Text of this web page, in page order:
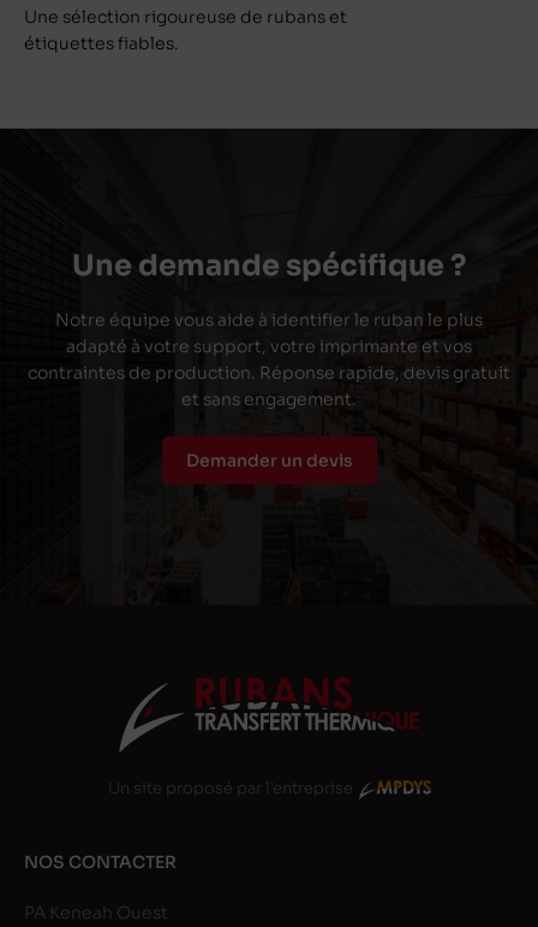
Une sélection rigoureuse de rubans et
étiquettes fiables.
Une demande spécifique ?
Notre équipe vous aide à identifier le ruban le plus
adapté à votre support, votre imprimante et vos
contraintes de production. Réponse rapide, devis gratuit
et sans engagement.
Demander un devis
Un site proposé par l'entreprise
NOS CONTACTER
PA Keneah Ouest